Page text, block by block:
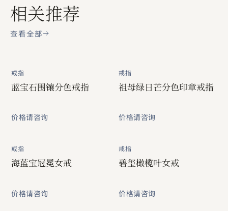
相关推荐
查看全部
戒指
蓝宝石围镶分色戒指
价格请咨询
戒指
祖母绿日芒分色印章戒指
价格请咨询
戒指
海蓝宝冠冕女戒
价格请咨询
戒指
碧玺橄榄叶女戒
价格请咨询